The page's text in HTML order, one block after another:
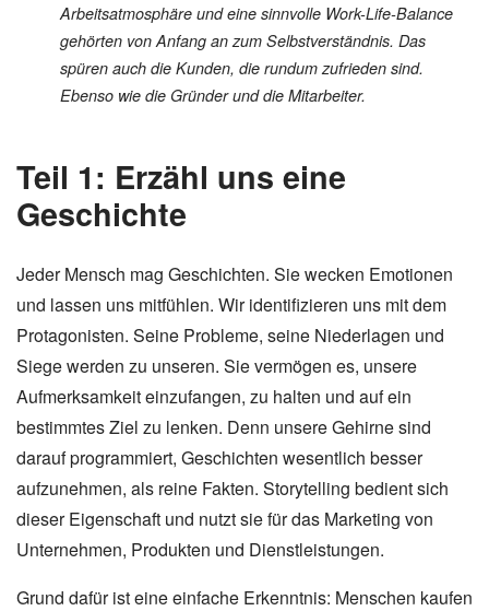
Arbeitsatmosphäre und eine sinnvolle Work-Life-Balance
gehörten von Anfang an zum Selbstverständnis. Das
spüren auch die Kunden, die rundum zufrieden sind.
Ebenso wie die Gründer und die Mitarbeiter.
Teil 1: Erzähl uns eine
Geschichte
Jeder Mensch mag Geschichten. Sie wecken Emotionen
und lassen uns mitfühlen. Wir identifizieren uns mit dem
Protagonisten. Seine Probleme, seine Niederlagen und
Siege werden zu unseren. Sie vermögen es, unsere
Aufmerksamkeit einzufangen, zu halten und auf ein
bestimmtes Ziel zu lenken. Denn unsere Gehirne sind
darauf programmiert, Geschichten wesentlich besser
aufzunehmen, als reine Fakten. Storytelling bedient sich
dieser Eigenschaft und nutzt sie für das Marketing von
Unternehmen, Produkten und Dienstleistungen.
Grund dafür ist eine einfache Erkenntnis: Menschen kaufen